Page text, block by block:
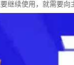
继续使用，就需要向